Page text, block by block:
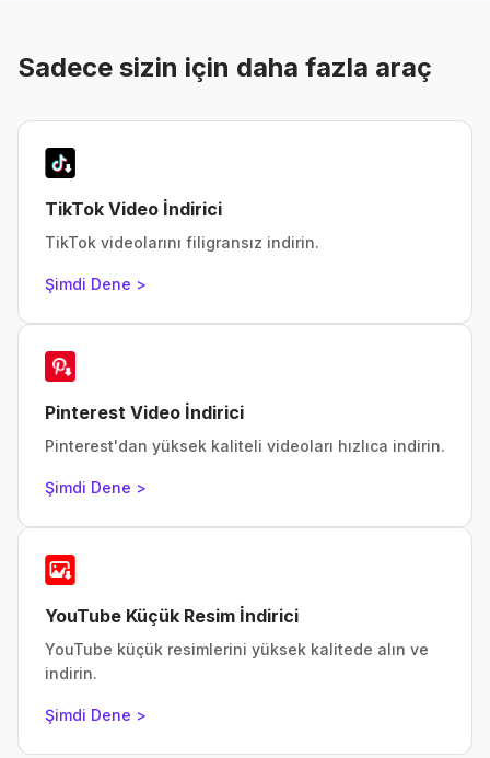
Sadece sizin için daha fazla araç
TikTok Video İndirici
TikTok videolarını filigransız indirin.
Şimdi Dene >
Pinterest Video İndirici
Pinterest'dan yüksek kaliteli videoları hızlıca indirin.
Şimdi Dene >
YouTube Küçük Resim İndirici
YouTube küçük resimlerini yüksek kalitede alın ve
indirin.
Şimdi Dene >